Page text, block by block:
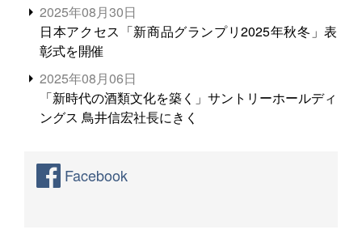
2025年08月30日
日本アクセス「新商品グランプリ2025年秋冬」表
彰式を開催
2025年08月06日
「新時代の酒類文化を築く」サントリーホールディ
ングス 鳥井信宏社長にきく
Facebook